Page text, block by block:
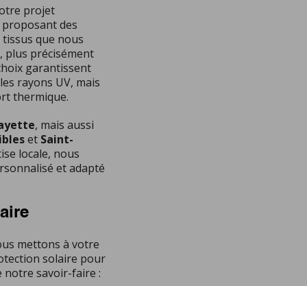
projet
des
que nous
, plus précisément
garantissent
rayons UV, mais
thermique.
, mais aussi
et Saint-
locale, nous
et adapté
mettons à votre
solaire pour
notre savoir-faire :